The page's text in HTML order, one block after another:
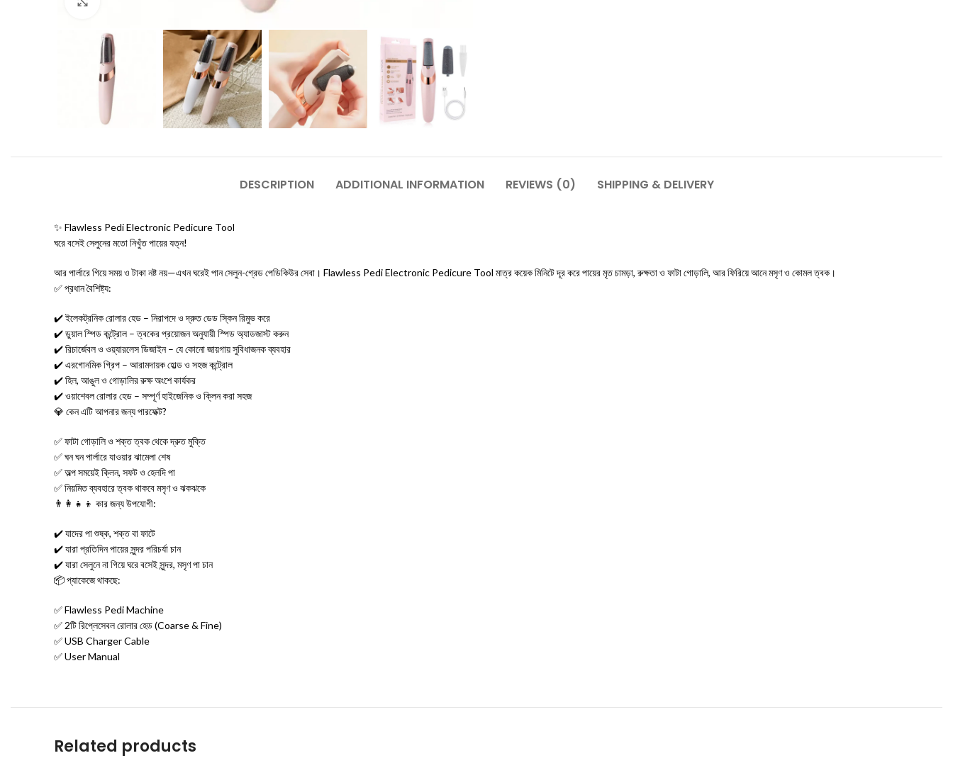
DESCRIPTION ADDITIONAL INFORMATION REVIEWS (0) SHIPPING & DELIVERY
✨ Flawless Pedi Electronic Pedicure Tool
ঘরে বসেই সেলুনের মতো নিখুঁত পায়ের যত্ন!
আর পার্লারে গিয়ে সময় ও টাকা নষ্ট নয়—এখন ঘরেই পান সেলুন-গ্রেড পেডিকিউর সেবা। Flawless Pedi Electronic Pedicure Tool মাত্র কয়েক মিনিটে দূর করে পায়ের মৃত চামড়া, রুক্ষতা ও ফাটা গোড়ালি, আর ফিরিয়ে আনে মসৃণ ও কোমল ত্বক।
✅ প্রধান বৈশিষ্ট্য:
✔️ ইলেকট্রনিক রোলার হেড – নিরাপদে ও দ্রুত ডেড স্কিন রিমুভ করে
✔️ ডুয়াল স্পিড কন্ট্রোল – ত্বকের প্রয়োজন অনুযায়ী স্পিড অ্যাডজাস্ট করুন
✔️ রিচার্জেবল ও ওয়্যারলেস ডিজাইন – যে কোনো জায়গায় সুবিধাজনক ব্যবহার
✔️ এরগোনমিক গ্রিপ – আরামদায়ক হোল্ড ও সহজ কন্ট্রোল
✔️ হিল, আঙুল ও গোড়ালির রুক্ষ অংশে কার্যকর
✔️ ওয়াশেবল রোলার হেড – সম্পূর্ণ হাইজেনিক ও ক্লিন করা সহজ
💎 কেন এটি আপনার জন্য পারফেক্ট?
✅ ফাটা গোড়ালি ও শক্ত ত্বক থেকে দ্রুত মুক্তি
✅ ঘন ঘন পার্লারে যাওয়ার ঝামেলা শেষ
✅ অল্প সময়েই ক্লিন, সফট ও হেলদি পা
✅ নিয়মিত ব্যবহারে ত্বক থাকবে মসৃণ ও ঝকঝকে
👨‍👩‍👧‍👦 কার জন্য উপযোগী:
✔️ যাদের পা শুষ্ক, শক্ত বা ফাটে
✔️ যারা প্রতিদিন পায়ের সুন্দর পরিচর্যা চান
✔️ যারা সেলুনে না গিয়ে ঘরে বসেই সুন্দর, মসৃণ পা চান
📦 প্যাকেজে থাকছে:
✅ Flawless Pedi Machine
✅ 2টি রিপ্লেসেবল রোলার হেড (Coarse & Fine)
✅ USB Charger Cable
✅ User Manual
Related products